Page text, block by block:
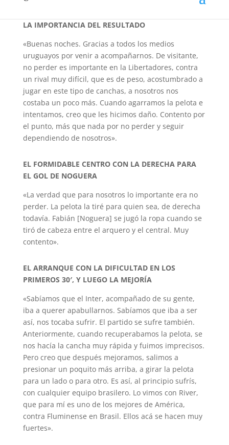
LA IMPORTANCIA DEL RESULTADO
«Buenas noches. Gracias a todos los medios
uruguayos por venir a acompañarnos. De visitante,
no perder es importante en la Libertadores, contra
un rival muy difícil, que es de peso, acostumbrado a
jugar en este tipo de canchas, a nosotros nos
costaba un poco más. Cuando agarramos la pelota e
intentamos, creo que les hicimos daño. Contento por
el punto, más que nada por no perder y seguir
dependiendo de nosotros».
EL FORMIDABLE CENTRO CON LA DERECHA PARA
EL GOL DE NOGUERA
«La verdad que para nosotros lo importante era no
perder. La pelota la tiré para quien sea, de derecha
todavía. Fabián [Noguera] se jugó la ropa cuando se
tiró de cabeza entre el arquero y el central. Muy
contento».
EL ARRANQUE CON LA DIFICULTAD EN LOS
PRIMEROS 30′, Y LUEGO LA MEJORÍA
«Sabíamos que el Inter, acompañado de su gente,
iba a querer apabullarnos. Sabíamos que iba a ser
así, nos tocaba sufrir. El partido se sufre también.
Anteriormente, cuando recuperabamos la pelota, se
nos hacía la cancha muy rápida y fuimos imprecisos.
Pero creo que después mejoramos, salimos a
presionar un poquito más arriba, a girar la pelota
para un lado o para otro. Es así, al principio sufrís,
con cualquier equipo brasilero. Lo vimos con River,
que para mí es uno de los mejores de América,
contra Fluminense en Brasil. Ellos acá se hacen muy
fuertes».